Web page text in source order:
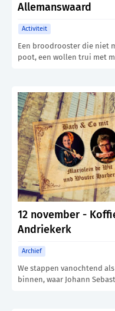
Allemanswaard
Activiteit
Een broodrooster die niet
poot, een wollen trui met
12 november -
Andriekerk
Archief
We stappen vanochtend
binnen, waar Johann